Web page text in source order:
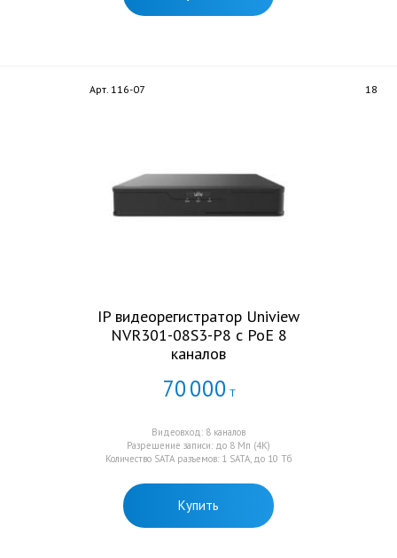
Арт. 116-07 18
IP видеорегистратор Uniview
NVR301-08S3-P8 с PoE 8
каналов
70000 Т
Видеовход: 8 каналов
Разрешение записи: до 8 Мп (4K)
Количество SATA разъемов: 1 SATA, до 10 Тб
Купить